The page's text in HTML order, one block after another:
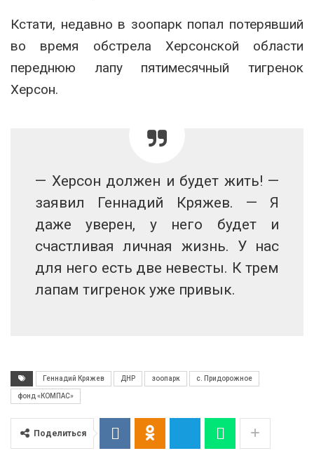
Кстати, недавно в зоопарк попал потерявший
во время обстрела Херсонской области
переднюю лапу пятимесячный тигренок
Херсон.
— Херсон должен и будет жить! —
заявил Геннадий Кряжев. — Я
даже уверен, у него будет и
счастливая личная жизнь. У нас
для него есть две невесты. К трем
лапам тигренок уже привык.
Геннадий Кряжев ДНР зоопарк с. Придорожное
фонд «КОМПАС»
Поделиться